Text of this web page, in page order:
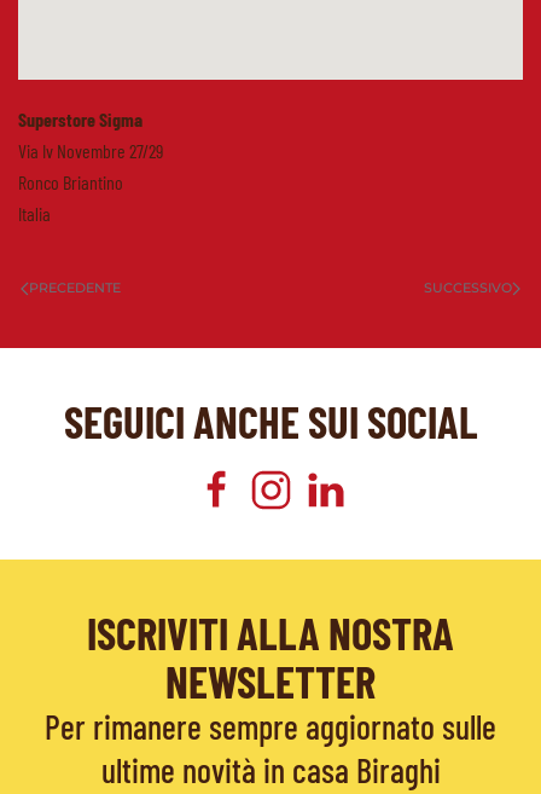
Superstore Sigma
Via Iv Novembre 27/29
Ronco Briantino
Italia
PRECEDENTE SUCCESSIVO
SEGUICI ANCHE SUI SOCIAL
ISCRIVITI ALLA NOSTRA
NEWSLETTER
Per rimanere sempre aggiornato sulle
ultime novità in casa Biraghi